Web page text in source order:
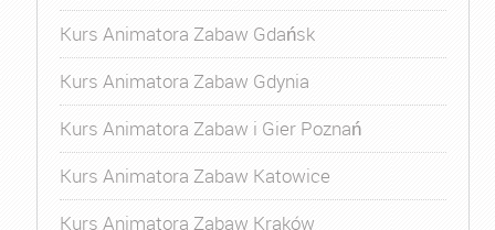
Kurs Animatora Zabaw Gdańsk
Kurs Animatora Zabaw Gdynia
Kurs Animatora Zabaw i Gier Poznań
Kurs Animatora Zabaw Katowice
Kurs Animatora Zabaw Kraków